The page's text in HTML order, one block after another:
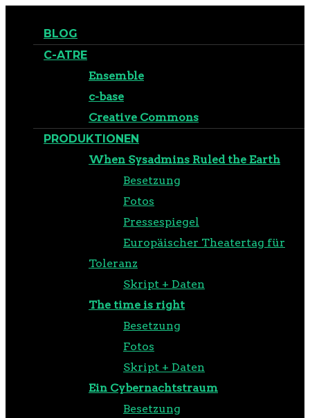
BLOG
C-ATRE
Ensemble
c-base
Creative Commons
PRODUKTIONEN
When Sysadmins Ruled the Earth
Besetzung
Fotos
Pressespiegel
Europäischer Theatertag für
Toleranz
Skript + Daten
The time is right
Besetzung
Fotos
Skript + Daten
Ein Cybernachtstraum
Besetzung